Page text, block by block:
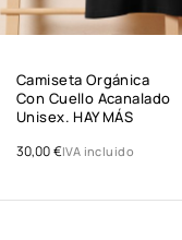
Camiseta Orgánica
Con Cuello Acanalado
Unisex. HAY MÁS
30,00€IVA incluido